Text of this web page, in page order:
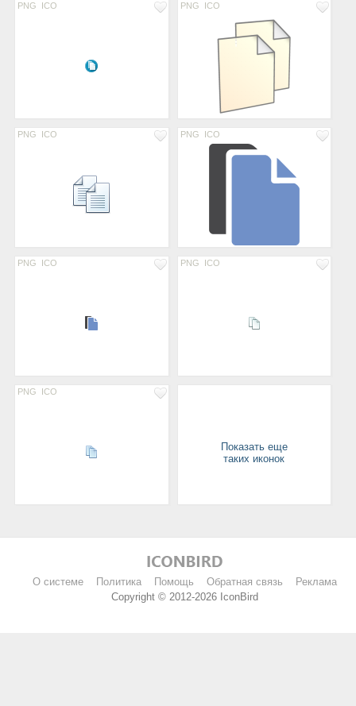
PNG ICO PNG ICO
PNG ICO PNG ICO
PNG ICO PNG ICO
PNG ICO
Показать еще
таких иконок
О системе Политика Помощь Обратная связь
Реклама
Copyright © 2012-2026 IconBird